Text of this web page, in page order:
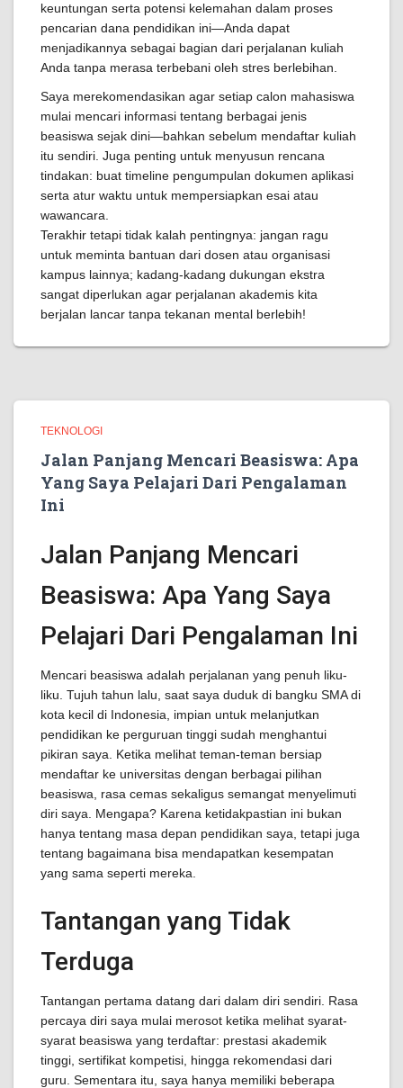
keuntungan serta potensi kelemahan dalam proses
pencarian dana pendidikan ini—Anda dapat
menjadikannya sebagai bagian dari perjalanan kuliah
Anda tanpa merasa terbebani oleh stres berlebihan.
Saya merekomendasikan agar setiap calon mahasiswa
mulai mencari informasi tentang berbagai jenis
beasiswa sejak dini—bahkan sebelum mendaftar kuliah
itu sendiri. Juga penting untuk menyusun rencana
tindakan: buat timeline pengumpulan dokumen aplikasi
serta atur waktu untuk mempersiapkan esai atau
wawancara.
Terakhir tetapi tidak kalah pentingnya: jangan ragu
untuk meminta bantuan dari dosen atau organisasi
kampus lainnya; kadang-kadang dukungan ekstra
sangat diperlukan agar perjalanan akademis kita
berjalan lancar tanpa tekanan mental berlebih!
TEKNOLOGI
Jalan Panjang Mencari Beasiswa: Apa
Yang Saya Pelajari Dari Pengalaman
Ini
Jalan Panjang Mencari
Beasiswa: Apa Yang Saya
Pelajari Dari Pengalaman Ini
Mencari beasiswa adalah perjalanan yang penuh liku-
liku. Tujuh tahun lalu, saat saya duduk di bangku SMA di
kota kecil di Indonesia, impian untuk melanjutkan
pendidikan ke perguruan tinggi sudah menghantui
pikiran saya. Ketika melihat teman-teman bersiap
mendaftar ke universitas dengan berbagai pilihan
beasiswa, rasa cemas sekaligus semangat menyelimuti
diri saya. Mengapa? Karena ketidakpastian ini bukan
hanya tentang masa depan pendidikan saya, tetapi juga
tentang bagaimana bisa mendapatkan kesempatan
yang sama seperti mereka.
Tantangan yang Tidak
Terduga
Tantangan pertama datang dari dalam diri sendiri. Rasa
percaya diri saya mulai merosot ketika melihat syarat-
syarat beasiswa yang terdaftar: prestasi akademik
tinggi, sertifikat kompetisi, hingga rekomendasi dari
guru. Sementara itu, saya hanya memiliki beberapa